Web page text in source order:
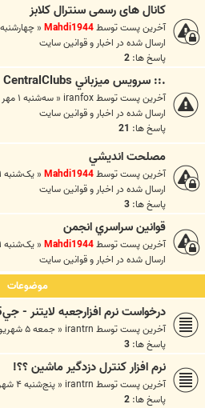
کانال های رسمی سنترال کلابز
آخرین پست توسطMahdi1944
« چهارشنبه ۱۲ اردیبهشت ۱۳۹۷, ۷:۵۲ ب.ظ
ارسال شده در اخبار و قوانين سايت
پاسخ ها: 2
.:: سرويس ميزباني CentralClubs ::.
آخرین پست توسطiranfox
« سه‌شنبه ۱ مهر ۱۳۹۹, ۶:۱۵ ب.ظ
ارسال شده در اخبار و قوانين سايت
پاسخ ها: 21
مصلحت انديشي
آخرین پست توسطMahdi1944
« یک‌شنبه ۱۹ دی ۱۳۸۹, ۱۲:۳۱ ق.ظ
ارسال شده در اخبار و قوانين سايت
پاسخ ها: 3
قوانين سراسري انجمن
آخرین پست توسطMahdi1944
« یک‌شنبه ۹ بهمن ۱۳۸۴, ۳:۱۳ ق.ظ
ارسال شده در اخبار و قوانين سايت
موضوعات
درخواست نرم افزارجعبه لايتنر - جي5 براي گوشي
آخرین پست توسطirantrn
« جمعه ۵ شهریور ۱۳۹۵, ۵:۲۷ ب.ظ
پاسخ ها: 3
نرم افزار کنترل دزدگیر ماشین ؟؟!
آخرین پست توسطirantrn
« پنج‌شنبه ۴ شهریور ۱۳۹۵, ۱۱:۴۰ ب.ظ
پاسخ ها: 2